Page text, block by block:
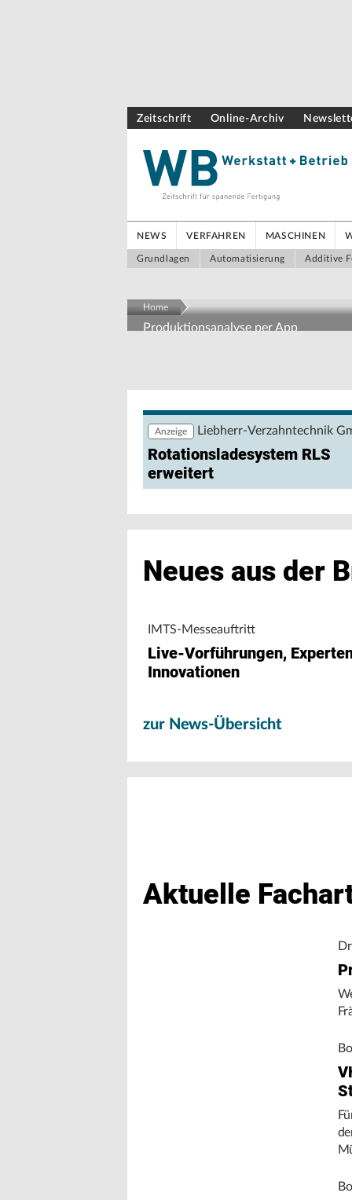
Zeitschrift Online-Archiv
NEWS VERFAHREN MASCHINEN
Grundlagen Automatisierung Additive
Home
Produktionsanalyse per App
nutzen? Eine browserbasierte
Maschinendaten und unterstützt
Maschinenleistung, Stillständen und
Anzeige Liebherr-Verzahntechnik
Rotationsladesystem RLS
erweitert
Neues aus der
IMTS-Messeauftritt
Live-Vorführungen,
Innovationen
zur News-Übersicht
Aktuelle